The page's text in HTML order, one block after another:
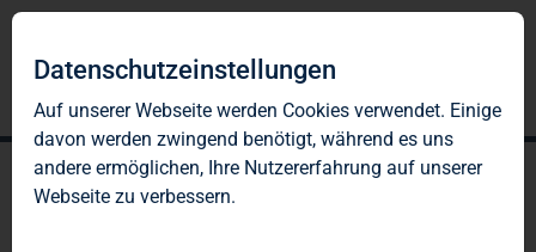
Datenschutzeinstellungen
Auf unserer Webseite werden Cookies verwendet. Einige
davon werden zwingend benötigt, während es uns
andere ermöglichen, Ihre Nutzererfahrung auf unserer
Webseite zu verbessern.